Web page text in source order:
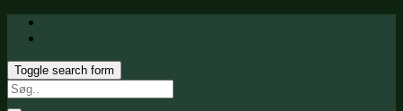
Toggle search form
Search
for: